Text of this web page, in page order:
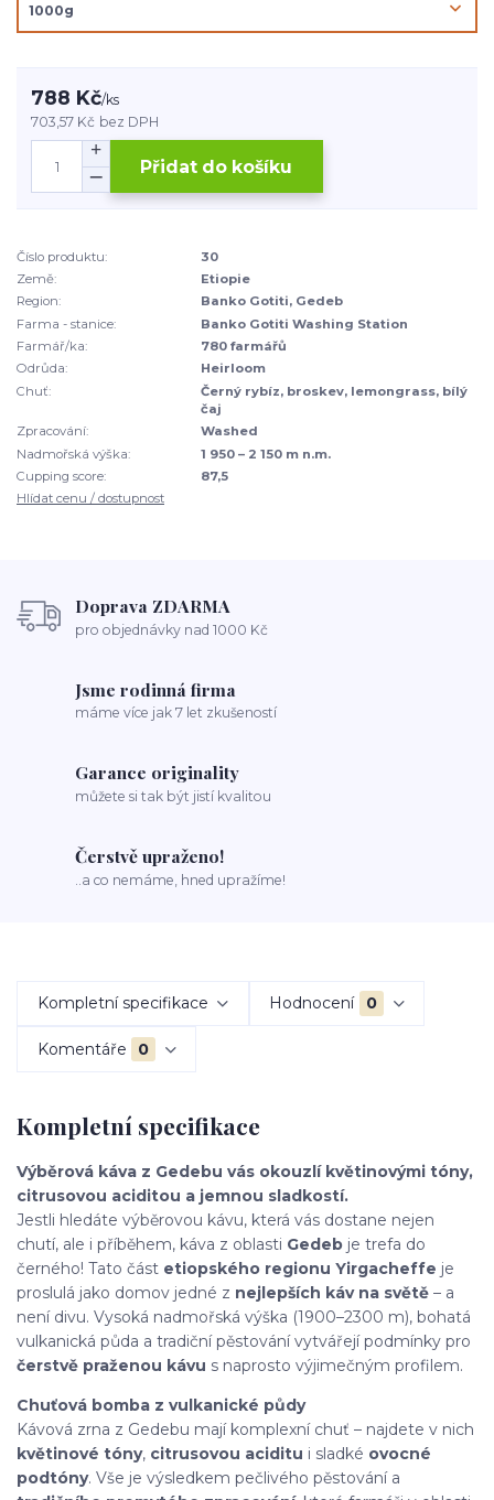
788 Kč/ks
703,57 Kč bez DPH
Přidat do košíku
Číslo produktu:
30
Země:
Etiopie
Region:
Banko Gotiti, Gedeb
Farma - stanice:
Banko Gotiti Washing Station
Farmář/ka:
780 farmářů
Odrůda:
Heirloom
Chuť:
Černý rybíz, broskev, lemongrass, bílý
čaj
Zpracování:
Washed
Nadmořská výška:
1 950 – 2 150 m n.m.
Cupping score:
87,5
Hlídat cenu / dostupnost
Doprava ZDARMA
pro objednávky nad 1000 Kč
Jsme rodinná firma
máme více jak 7 let zkušeností
Garance originality
můžete si tak být jistí kvalitou
Čerstvě upraženo!
..a co nemáme, hned upražíme!
Kompletní specifikace Hodnocení 0
Komentáře 0
Kompletní specifikace
Výběrová káva z Gedebu vás okouzlí květinovými tóny,
citrusovou aciditou a jemnou sladkostí.
Jestli hledáte výběrovou kávu, která vás dostane nejen
chutí, ale i příběhem, káva z oblasti Gedeb je trefa do
černého! Tato část etiopského regionu Yirgacheffe je
proslulá jako domov jedné z nejlepších káv na světě – a
není divu. Vysoká nadmořská výška (1900–2300 m), bohatá
vulkanická půda a tradiční pěstování vytvářejí podmínky pro
čerstvě praženou kávu s naprosto výjimečným profilem.
Chuťová bomba z vulkanické půdy
Kávová zrna z Gedebu mají komplexní chuť – najdete v nich
květinové tóny, citrusovou aciditu i sladké ovocné
podtóny. Vše je výsledkem pečlivého pěstování a